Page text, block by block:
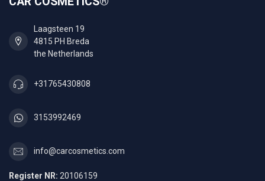
Laagsteen 19
4815 PH Breda
the Netherlands
+31765430808
3153992469
info@carcosmetics.com
Register NR: 20106159